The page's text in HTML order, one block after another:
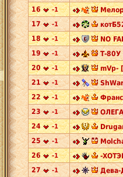
16
-1
17
-1
18
-1
NO
19
-1
Т-80У
20
-1
mVp-
21
-1
22
-1
23
-1
24
-1
25
-1
26
-1
-
27
-1
Дева-